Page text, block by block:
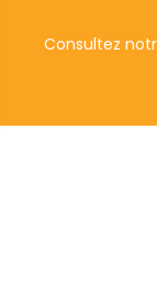
Consultez